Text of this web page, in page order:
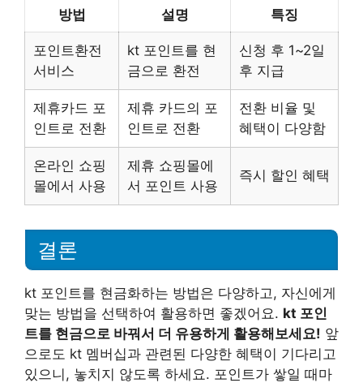
방법 설명 특징
포인트환전
서비스
kt 포인트를 현
금으로 환전
신청 후 1~2일
후 지급
제휴카드 포
인트로 전환
제휴 카드의 포
인트로 전환
전환 비율 및
혜택이 다양함
온라인 쇼핑
몰에서 사용
제휴 쇼핑몰에
서 포인트 사용
즉시 할인 혜택
결론
kt 포인트를 현금화하는 방법은 다양하고, 자신에게
맞는 방법을 선택하여 활용하면 좋겠어요. kt 포인
트를 현금으로 바꿔서 더 유용하게 활용해보세요! 앞
으로도 kt 멤버십과 관련된 다양한 혜택이 기다리고
있으니, 놓치지 않도록 하세요. 포인트가 쌓일 때마